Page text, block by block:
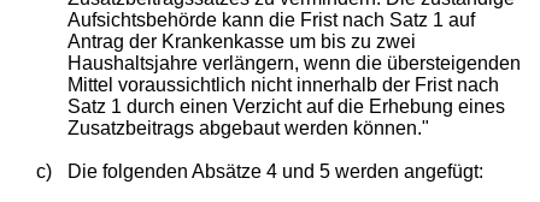
Aufsichtsbehörde kann die Frist nach Satz 1 auf
Antrag der Krankenkasse um bis zu zwei
Haushaltsjahre verlängern, wenn die übersteigenden
Mittel voraussichtlich nicht innerhalb der Frist nach
Satz 1 durch einen Verzicht auf die Erhebung eines
Zusatzbeitrags abgebaut werden können."
c) Die folgenden Absätze 4 und 5 werden angefügt: